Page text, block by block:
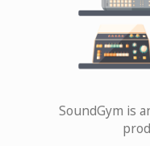
SoundGym is